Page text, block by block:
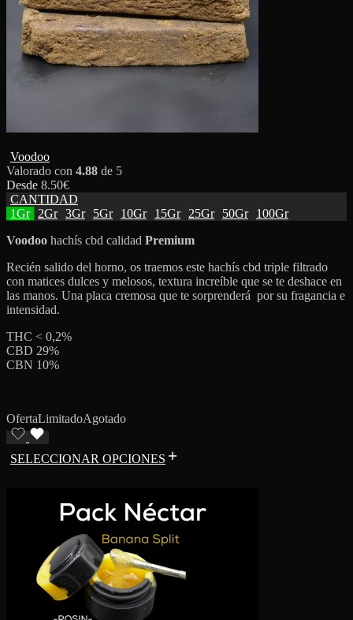
Voodoo
Valorado con 4.88 de 5
Desde 8.50€
CANTIDAD
1Gr
2Gr 3Gr 5Gr 10Gr 15Gr 25Gr 50Gr
100Gr
Voodoo hachís cbd calidad Premium
Recién salido del horno, os traemos este hachís cbd triple filtrado
con matices dulces y melosos, textura increíble que se te deshace en
las manos. Una placa cremosa que te sorprenderá por su fragancia e
intensidad.
THC < 0,2%
CBD 29%
CBN 10%
OfertaLimitadoAgotado
SELECCIONAR OPCIONES